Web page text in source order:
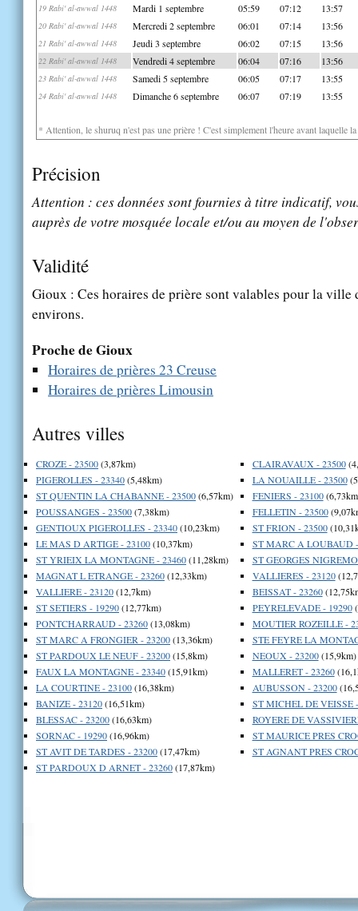
19 Rabi' al-awwal 1448 Mardi 1 septembre 05:59 07:12 13:57
20 Rabi' al-awwal 1448 Mercredi 2 septembre 06:01 07:14 13:56
21 Rabi' al-awwal 1448 Jeudi 3 septembre 06:02 07:15 13:56
22 Rabi' al-awwal 1448 Vendredi 4 septembre 06:04 07:16 13:56
23 Rabi' al-awwal 1448 Samedi 5 septembre 06:05 07:17 13:55
24 Rabi' al-awwal 1448 Dimanche 6 septembre 06:07 07:19 13:55
* Attention, le shuruq n'est pas une prière ! C'est simplement l'heure avant laquelle
Précision
Attention : ces données sont fournies à titre indicatif,
auprès de votre mosquée locale et/ou au moyen de
Validité
Gioux : Ces horaires de prière sont valables pour la ville
environs.
Proche de Gioux
Horaires de prières 23 Creuse
Horaires de prières Limousin
Autres villes
CROZE - 23500(3,87km)
PIGEROLLES - 23340(5,48km)
ST QUENTIN LA CHABANNE - 23500(6,57km)
POUSSANGES - 23500(7,38km)
GENTIOUX PIGEROLLES - 23340(10,23km)
LE MAS D ARTIGE - 23100(10,37km)
ST YRIEIX LA MONTAGNE - 23460(11,28km)
MAGNAT L ETRANGE - 23260(12,33km)
VALLIERE - 23120(12,7km)
ST SETIERS - 19290(12,77km)
PONTCHARRAUD - 23260(13,08km)
ST MARC A FRONGIER - 23200(13,36km)
ST PARDOUX LE NEUF - 23200(15,8km)
FAUX LA MONTAGNE - 23340(15,91km)
LA COURTINE - 23100(16,38km)
BANIZE - 23120(16,51km)
BLESSAC - 23200(16,63km)
SORNAC - 19290(16,96km)
ST AVIT DE TARDES - 23200(17,47km)
ST PARDOUX D ARNET - 23260(17,87km)
CLAIRAVAUX - 23500
LA NOUAILLE - 23500
FENIERS - 23100
FELLETIN - 23500
ST FRION - 23500
ST MARC A LOUBAUD
ST GEORGES
VALLIERES - 23120
BEISSAT - 23260
PEYRELEVADE - 19290
MOUTIER ROZEILLE -
STE FEYRE LA
NEOUX - 23200(15,9km)
MALLERET - 23260
AUBUSSON - 23200
ST MICHEL DE VEISSE
ROYERE DE
ST MAURICE PRES
ST AGNANT PRES